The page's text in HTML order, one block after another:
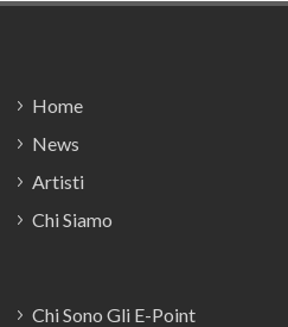
Home
News
Artisti
Chi Siamo
Chi Sono Gli E-Point